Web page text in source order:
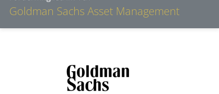
Goldman Sachs Asset Management